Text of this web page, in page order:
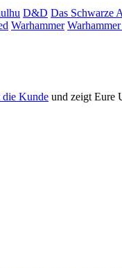
D&D Das Schwarze
Warhammer
die Kunde und zeigt Eure